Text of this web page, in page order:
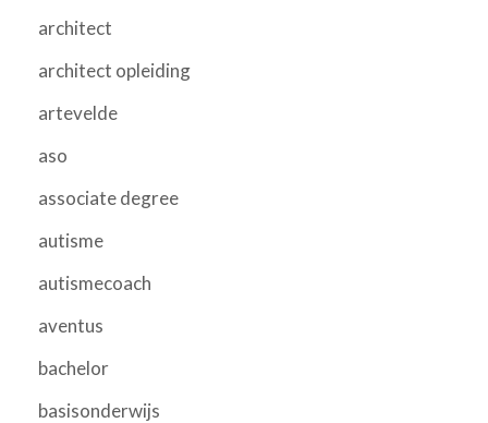
architect
architect opleiding
artevelde
aso
associate degree
autisme
autismecoach
aventus
bachelor
basisonderwijs